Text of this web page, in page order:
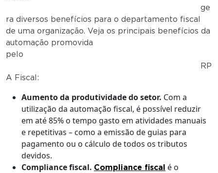
ge
ra diversos benefícios para o departamento fiscal
de uma organização. Veja os principais benefícios da
automação promovida
pelo
RP
A Fiscal:
Aumento da produtividade do setor. Com a
utilização da automação fiscal, é possível reduzir
em até 85% o tempo gasto em atividades manuais
e repetitivas – como a emissão de guias para
pagamento ou o cálculo de todos os tributos
devidos.
Compliance fiscal. Compliance fiscal é o